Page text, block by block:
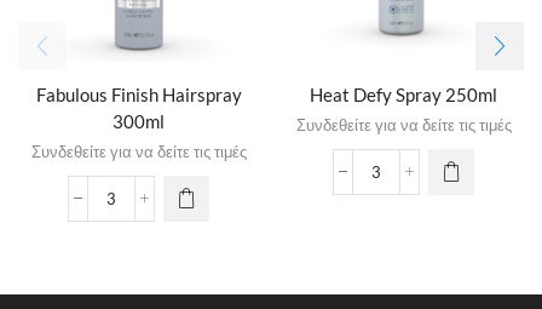
Fabulous Finish Hairspray
300ml
Συνδεθείτε για να δείτε τις τιμές
Heat Defy Spray 250ml
Συνδεθείτε για να δείτε τις τιμές